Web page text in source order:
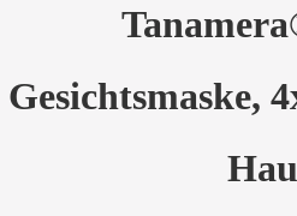
Gesichtsmaske,